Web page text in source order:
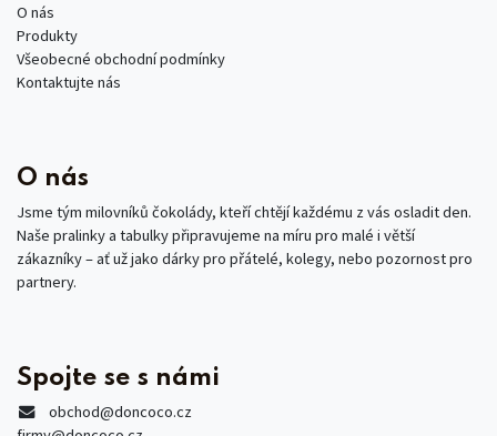
O nás
Produkty
Všeobecné obchodní podmínky
Kontaktujte nás
O nás
Jsme tým milovníků čokolády, kteří chtějí každému z vás osladit den.
Naše pralinky a tabulky připravujeme na míru pro malé i větší
zákazníky – ať už jako dárky pro přátelé, kolegy, nebo pozornost pro
partnery.
Spojte se s námi
obchod@doncoco.cz